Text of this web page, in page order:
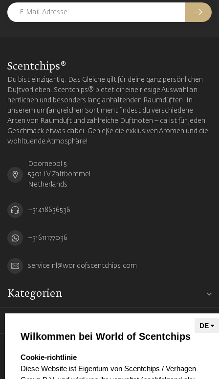
Scentchips®
Du bist einzigartig. Das Gleiche gilt für deine ganz persönlichen
Duftvorlieben. Scentchips® bietet dir eine riesige Auswahl an
herrlichen und besonders lang anhaltenden Raumdüften. In
unserem umfangreichen Sortiment findest du verschiedene
Arten von Raumduft und zahlreiche Duftnoten – da ist für jeden
Geschmack etwas dabei. Genieße die exklusiven Aromen und die
wohltuende Atmosphäre!
Doornepol 5
5301 LV Zaltbommel
Netherlands
+31418636536
+31611177036
service.nl@worldofscentchips.com
Kategorien
Wilkommen bei World of Scentchips
select language
Cookie-richtlinie
Diese Website ist Eigentum von Scentchips / Verhagen